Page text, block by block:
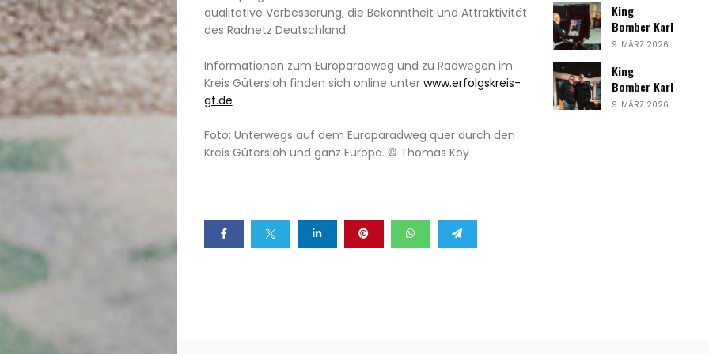
qualitative Verbesserung, die Bekanntheit und Attraktivität
des Radnetz Deutschland.
Informationen zum Europaradweg und zu Radwegen im
Kreis Gütersloh finden sich online unter www.erfolgskreis-
gt.de
Foto: Unterwegs auf dem Europaradweg quer durch den
Kreis Gütersloh und ganz Europa. © Thomas Koy
King
Bomber Karl
9. MÄRZ 2026
King
Bomber Karl
9. MÄRZ 2026